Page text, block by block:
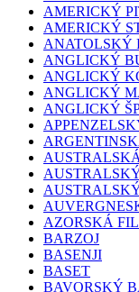
AMERICKÝ
AMERICKÝ
ANATOLSKÝ
ANGLICKÝ
ANGLICKÝ
ANGLICKÝ
ANGLICKÝ
AZORSKÁ
BARZOJ
BASENJI
BASET
BAVORSKÝ